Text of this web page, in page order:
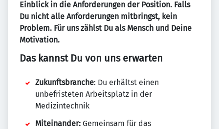
Einblick in die Anforderungen der Position. Falls
Du nicht alle Anforderungen mitbringst, kein
Problem. Für uns zählst Du als Mensch und Deine
Motivation.
Das kannst Du von uns erwarten
Zukunftsbranche: Du erhältst einen
unbefristeten Arbeitsplatz in der
Medizintechnik
Miteinander: Gemeinsam für das